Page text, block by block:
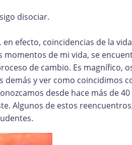
disociar.
efecto, coincidencias de la
de mi vida, se
de cambio. Es magnífico,
y ver como coincidimos
desde hace más de
Algunos de estos